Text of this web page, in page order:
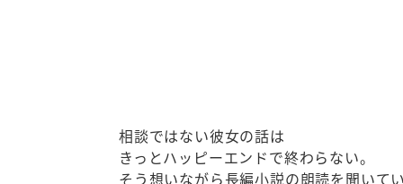
相談ではない彼女の話は
きっとハッピーエンドで終わらない。
そう想いながら長編小説の朗読を聞いて